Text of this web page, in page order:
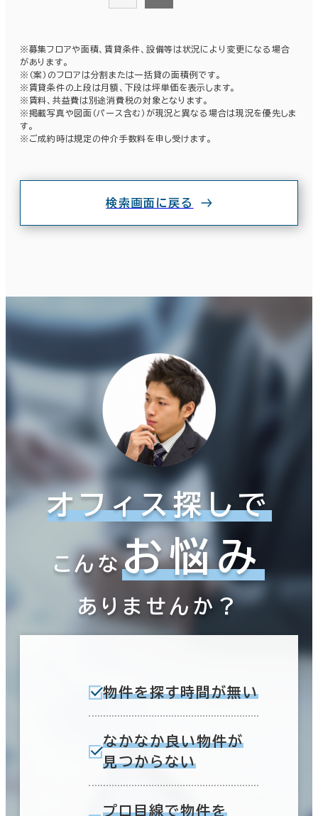
※募集フロアや面積、賃貸条件、設備等は状況により変更になる場合
があります。
※（案）のフロアは分割または一括貸の面積例です。
※賃貸条件の上段は月額、下段は坪単価を表示します。
※賃料、共益費は別途消費税の対象となります。
※掲載写真や図面（パース含む）が現況と異なる場合は現況を優先しま
す。
※ご成約時は規定の仲介手数料を申し受けます。
検索画面に戻る
オフィス探しで
こんなお悩み
ありませんか？
物件を探す時間が無い
なかなか良い物件が
見つからない
プロ目線で物件を
(189)
条件で絞り込む
現在の条件
～
賃料選択（共益費含）
坪単価 月総額
賃料非公開物件を含む
駅徒歩